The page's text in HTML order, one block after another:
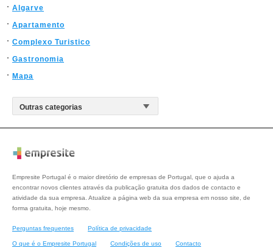
Algarve
Apartamento
Complexo Turistico
Gastronomia
Mapa
Empresite Portugal é o maior diretório de empresas de Portugal, que o ajuda a
encontrar novos clientes através da publicação gratuita dos dados de contacto e
atividade da sua empresa. Atualize a página web da sua empresa em nosso site, de
forma gratuita, hoje mesmo.
Perguntas frequentes Política de privacidade
O que é o Empresite Portugal Condições de uso Contacto